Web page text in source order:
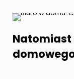
Natomiast